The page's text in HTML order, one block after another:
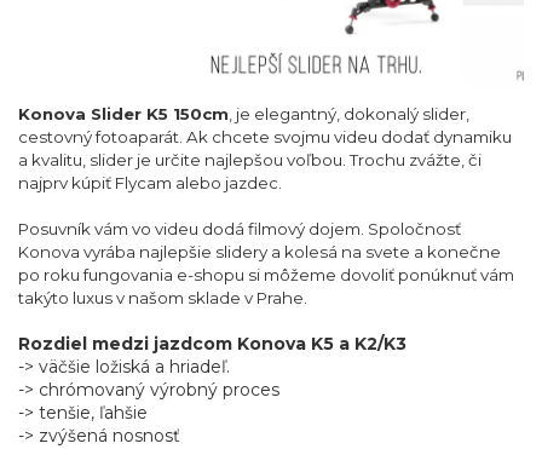
Konova Slider K5 150cm, je elegantný, dokonalý slider,
cestovný fotoaparát. Ak chcete svojmu videu dodať dynamiku
a kvalitu, slider je určite najlepšou voľbou. Trochu zvážte, či
najprv kúpiť Flycam alebo jazdec.
Posuvník vám vo videu dodá filmový dojem. Spoločnosť
Konova vyrába najlepšie slidery a kolesá na svete a konečne
po roku fungovania e-shopu si môžeme dovoliť ponúknuť vám
takýto luxus v našom sklade v Prahe.
Rozdiel medzi jazdcom Konova K5 a K2/K3
-> väčšie ložiská a hriadeľ.
-> chrómovaný výrobný proces
-> tenšie, ľahšie
-> zvýšená nosnosť